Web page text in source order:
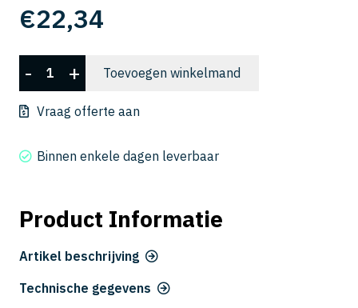
€22,34
UMD
2061-
aantal
- + Toevoegen winkelmand
Vraag offerte aan
Binnen enkele dagen leverbaar
Product Informatie
Artikel beschrijving
Technische gegevens